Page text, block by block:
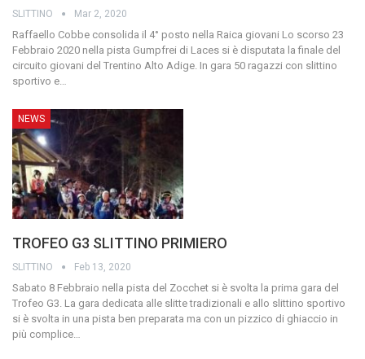
SLITTINO Mar 2, 2020
Raffaello Cobbe consolida il 4° posto nella Raica giovani Lo scorso 23
Febbraio 2020 nella pista Gumpfrei di Laces si è disputata la finale del
circuito giovani del Trentino Alto Adige. In gara 50 ragazzi con slittino
sportivo e…
NEWS
TROFEO G3 SLITTINO PRIMIERO
SLITTINO Feb 13, 2020
Sabato 8 Febbraio nella pista del Zocchet si è svolta la prima gara del
Trofeo G3. La gara dedicata alle slitte tradizionali e allo slittino sportivo
si è svolta in una pista ben preparata ma con un pizzico di ghiaccio in
più complice